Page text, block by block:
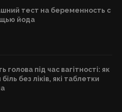
тест на беременность с
йода
голова під час вагітності: як
без ліків, які таблетки